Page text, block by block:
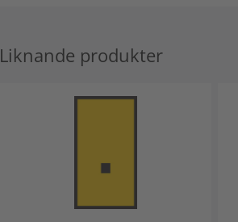
Liknande produkter